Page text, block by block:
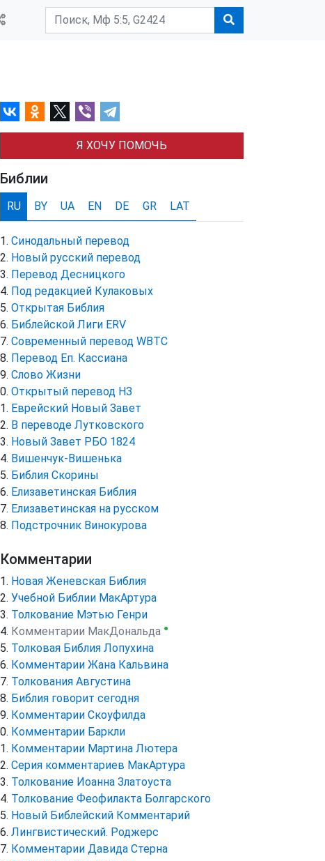
Я ХОЧУ ПОМОЧЬ
Библии
RU BY UA EN DE GR LAT
Синодальный перевод
Новый русский перевод
Перевод Десницкого
Под редакцией Кулаковых
Открытая Библия
Библейской Лиги ERV
Cовременный перевод WBTC
Перевод Еп. Кассиана
Слово Жизни
Открытый перевод НЗ
Еврейский Новый Завет
В переводе Лутковского
Новый Завет РБО 1824
Вишенчук-Вишенька
Библия Скорины
Елизаветинская Библия
Елизаветинская на русском
Подстрочник Винокурова
Комментарии
Новая Женевская Библия
Учебной Библии МакАртура
Толкование Мэтью Генри
Комментарии МакДональда ●
Толковая Библия Лопухина
Комментарии Жана Кальвина
Толкования Августина
Библия говорит сегодня
Комментарии Скоуфилда
Комментарии Баркли
Комментарии Мартина Лютера
Серия комментариев МакАртура
Толкование Иоанна Златоуста
Толкование Феофилакта Болгарского
Новый Библейский Комментарий
Лингвистический. Роджерс
Комментарии Давида Стерна